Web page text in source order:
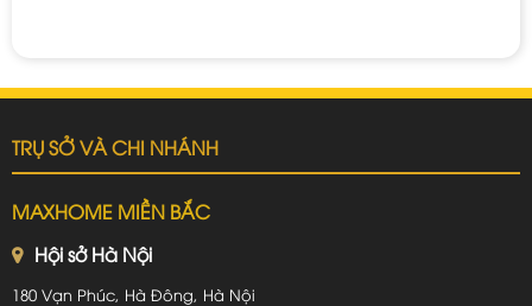
TRỤ SỞ VÀ CHI NHÁNH
MAXHOME MIỀN BẮC
Hội sở Hà Nội
180 Vạn Phúc, Hà Đông, Hà Nội